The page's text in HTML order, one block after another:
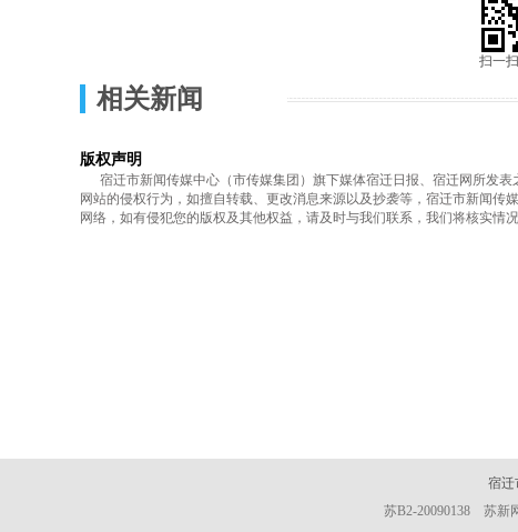
扫一
相关新闻
版权声明
宿迁市新闻传媒中心（市传媒集团）旗下媒体宿迁日报、宿迁网所发表
网站的侵权行为，如擅自转载、更改消息来源以及抄袭等，宿迁市新闻
网络，如有侵犯您的版权及其他权益，请及时与我们联系，我们将核实情
宿迁
苏B2-20090138 苏新